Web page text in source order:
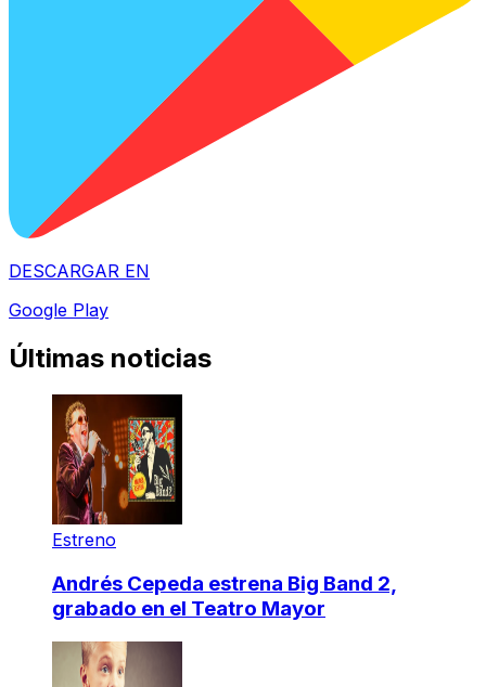
DESCARGAR EN
Google Play
Últimas noticias
Estreno
Andrés Cepeda estrena Big Band 2,
grabado en el Teatro Mayor